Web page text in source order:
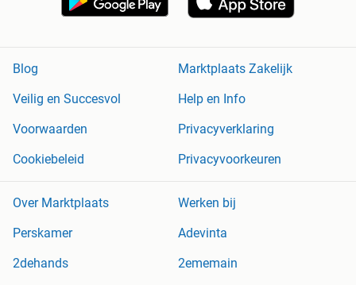
Blog
Marktplaats Zakelijk
Veilig en Succesvol
Help en Info
Voorwaarden
Privacyverklaring
Cookiebeleid
Privacyvoorkeuren
Over Marktplaats
Werken bij
Perskamer
Adevinta
2dehands
2ememain